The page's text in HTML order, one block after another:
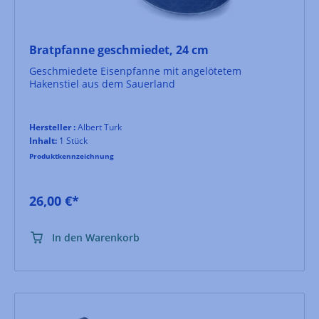
Bratpfanne geschmiedet, 24 cm
Geschmiedete Eisenpfanne mit angelötetem
Hakenstiel aus dem Sauerland
Hersteller :Albert Turk
Inhalt: 1 Stück
Produktkennzeichnung
26,00 €*
In den Warenkorb